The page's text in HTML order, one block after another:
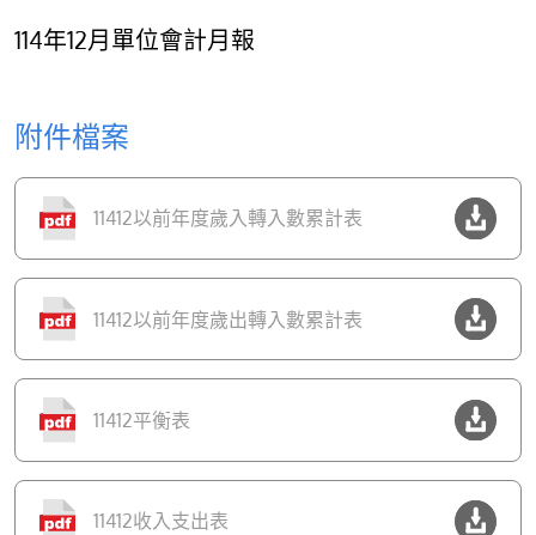
114年12月單位會計月報
附件檔案
11412以前年度歲入轉入數累計表
11412以前年度歲出轉入數累計表
11412平衡表
11412收入支出表